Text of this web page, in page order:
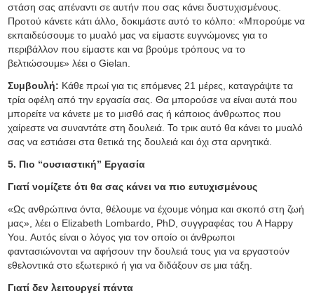
στάση σας απέναντι σε αυτήν που σας κάνει δυστυχισμένους.
Προτού κάνετε κάτι άλλο, δοκιμάστε αυτό το κόλπο: «Μπορούμε να
εκπαιδεύσουμε το μυαλό μας να είμαστε ευγνώμονες για το
περιβάλλον που είμαστε και να βρούμε τρόπους να το
βελτιώσουμε» λέει ο Gielan.
Συμβουλή: Κάθε πρωί για τις επόμενες 21 μέρες, καταγράψτε τα
τρία οφέλη από την εργασία σας. Θα μπορούσε να είναι αυτά που
μπορείτε να κάνετε με το μισθό σας ή κάποιος άνθρωπος που
χαίρεστε να συναντάτε στη δουλειά. Το τρικ αυτό θα κάνει το μυαλό
σας να εστιάσει στα θετικά της δουλειά και όχι στα αρνητικά.
5. Πιο “ουσιαστική” Εργασία
Γιατί νομίζετε ότι θα σας κάνει να πιο ευτυχισμένους
«Ως ανθρώπινα όντα, θέλουμε να έχουμε νόημα και σκοπό στη ζωή
μας», λέει ο Elizabeth Lombardo, PhD, συγγραφέας του A Happy
You. Αυτός είναι ο λόγος για τον οποίο οι άνθρωποι
φαντασιώνονται να αφήσουν την δουλειά τους για να εργαστούν
εθελοντικά στο εξωτερικό ή για να διδάξουν σε μια τάξη.
Γιατί δεν λειτουργεί πάντα